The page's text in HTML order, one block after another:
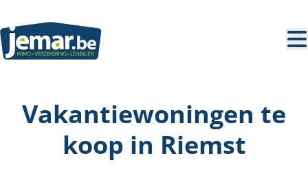
Vakantiewoningen te
koop in Riemst